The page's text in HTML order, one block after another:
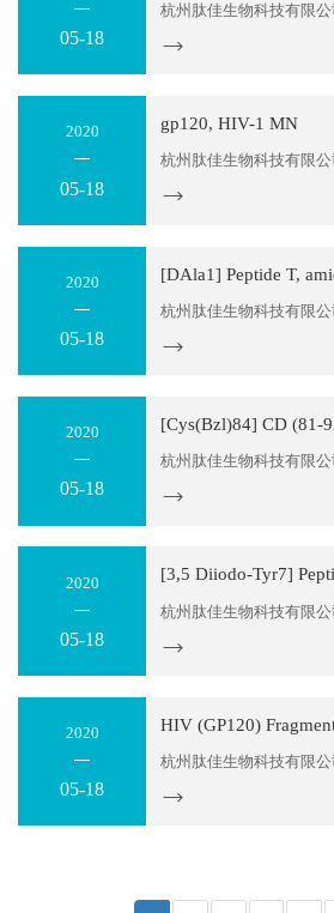
05-18
2020
05-18
gp120, HIV-1 MN
2020
05-18
[DAla1] Peptide T,
2020
05-18
[Cys(Bzl)84] CD (81-
2020
05-18
[3,5 Diiodo-Tyr7]
2020
05-18
HIV (GP120)